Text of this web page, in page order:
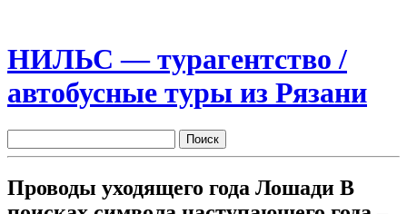
НИЛЬС — турагентство /
автобусные туры из Рязани
Проводы уходящего года Лошади В